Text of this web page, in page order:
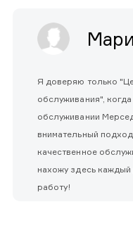
Я доверяю только
обслуживания",
обслуживании
внимательный
качественное
нахожу здесь
работу!